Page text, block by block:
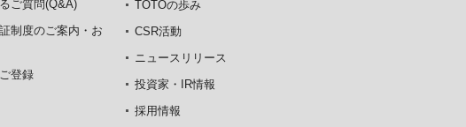
ご質問(Q&A)
制度のご案内・お
登録
TOTOの歩み
CSR活動
ニュースリリース
投資家・IR情報
採用情報